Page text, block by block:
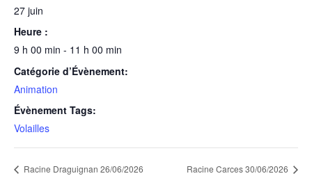
27 juin
Heure :
9 h 00 min - 11 h 00 min
Catégorie d’Évènement:
Animation
Évènement Tags:
Volailles
Racine Draguignan 26/06/2026 Racine Carces 30/06/2026